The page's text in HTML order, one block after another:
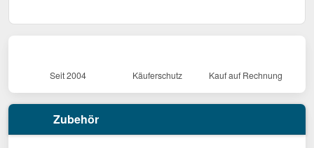
Seit 2004 Käuferschutz Kauf auf Rechnung
Zubehör